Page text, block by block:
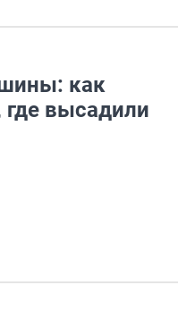
как
где высадили